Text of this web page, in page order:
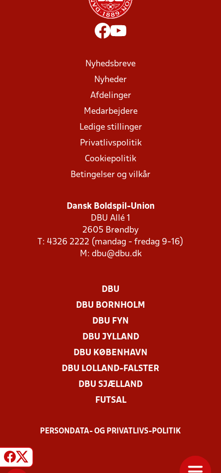
Nyhedsbreve
Nyheder
Afdelinger
Medarbejdere
Ledige stillinger
Privatlivspolitik
Cookiepolitik
Betingelser og vilkår
Dansk Boldspil-Union
DBU Allé 1
2605 Brøndby
T: 4326 2222 (mandag - fredag 9-16)
M: dbu@dbu.dk
DBU
DBU BORNHOLM
DBU FYN
DBU JYLLAND
DBU KØBENHAVN
DBU LOLLAND-FALSTER
DBU SJÆLLAND
FUTSAL
PERSONDATA- OG PRIVATLIVS-POLITIK